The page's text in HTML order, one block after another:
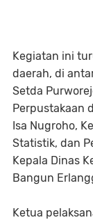
Kegiatan ini
daerah, di
Setda
Perpustakaan
Isa Nugroho,
Statistik, dan
Kepala Dinas
Bangun
Ketua